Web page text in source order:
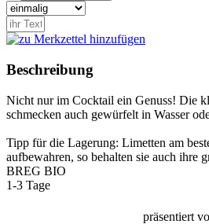
Beschreibung
Nicht nur im Cocktail ein Genuss! Die
schmecken auch gewürfelt in Wasser
Tipp für die Lagerung: Limetten am
aufbewahren, so behalten sie auch ihre
BREG BIO
1-3 Tage
präsentiert